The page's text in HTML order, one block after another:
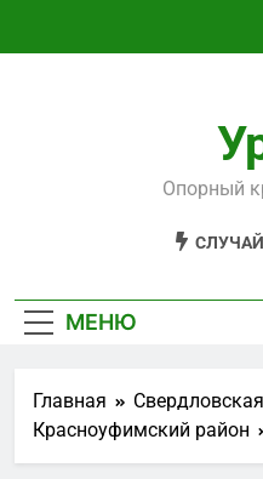
Опорный
МЕНЮ
Главная
Красноуфимский район